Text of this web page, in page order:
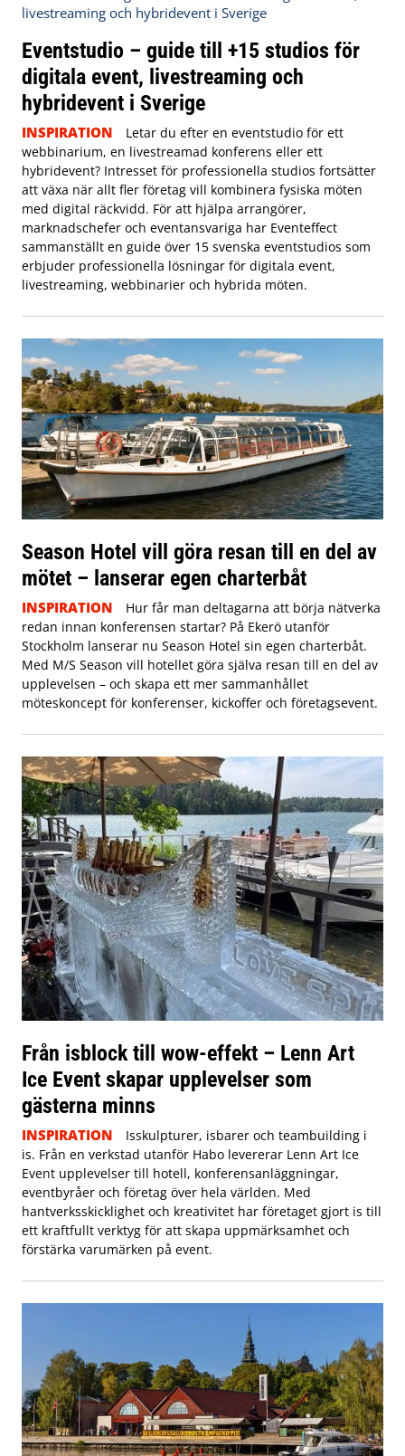
Eventstudio – guide till +15 studios för
digitala event, livestreaming och
hybridevent i Sverige
INSPIRATION
Letar du efter en eventstudio för ett
webbinarium, en livestreamad konferens eller ett
hybridevent? Intresset för professionella studios fortsätter
att växa när allt fler företag vill kombinera fysiska möten
med digital räckvidd. För att hjälpa arrangörer,
marknadschefer och eventansvariga har Eventeffect
sammanställt en guide över 15 svenska eventstudios som
erbjuder professionella lösningar för digitala event,
livestreaming, webbinarier och hybrida möten.
Season Hotel vill göra resan till en del av
mötet – lanserar egen charterbåt
INSPIRATION
Hur får man deltagarna att börja nätverka
redan innan konferensen startar? På Ekerö utanför
Stockholm lanserar nu Season Hotel sin egen charterbåt.
Med M/S Season vill hotellet göra själva resan till en del av
upplevelsen – och skapa ett mer sammanhållet
möteskoncept för konferenser, kickoffer och företagsevent.
Från isblock till wow-effekt – Lenn Art
Ice Event skapar upplevelser som
gästerna minns
INSPIRATION
Isskulpturer, isbarer och teambuilding i
is. Från en verkstad utanför Habo levererar Lenn Art Ice
Event upplevelser till hotell, konferensanläggningar,
eventbyråer och företag över hela världen. Med
hantverksskicklighet och kreativitet har företaget gjort is till
ett kraftfullt verktyg för att skapa uppmärksamhet och
förstärka varumärken på event.